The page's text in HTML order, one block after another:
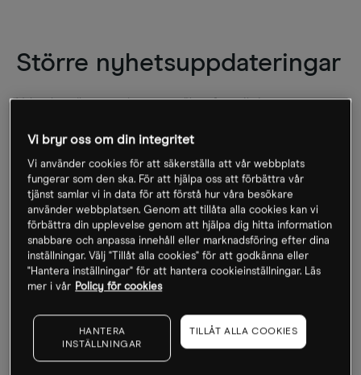
Större nyhetsuppdateringar
Valutahandlare tenderar att söka efter viktiga
på räntesatser, inkluderat:
Beslut och tal från centralbanker
Siffror gällande Bruttonationalprodukten (BNP)
Siffror gällande sysselsättning
Inflationskurser
Handelsbalanser
Vi bryr oss om din integritet
Vi använder cookies för att säkerställa att vår webbplats
fungerar som den ska. För att hjälpa oss att förbättra vår
tjänst samlar vi in data för att förstå hur våra besökare
använder webbplatsen. Genom att tillåta alla cookies kan vi
förbättra din upplevelse genom att hjälpa dig hitta information
snabbare och anpassa innehåll eller marknadsföring efter dina
inställningar. Välj "Tillåt alla cookies" för att godkänna eller
"Hantera inställningar" för att hantera cookieinställningar. Läs
mer i vår Policy för cookies
HANTERA
INSTÄLLNINGAR
TILLÅT ALLA COOKIES